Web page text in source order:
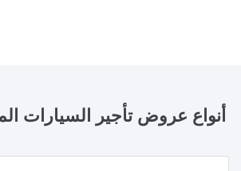
أنواع عروض تأجير السيارات